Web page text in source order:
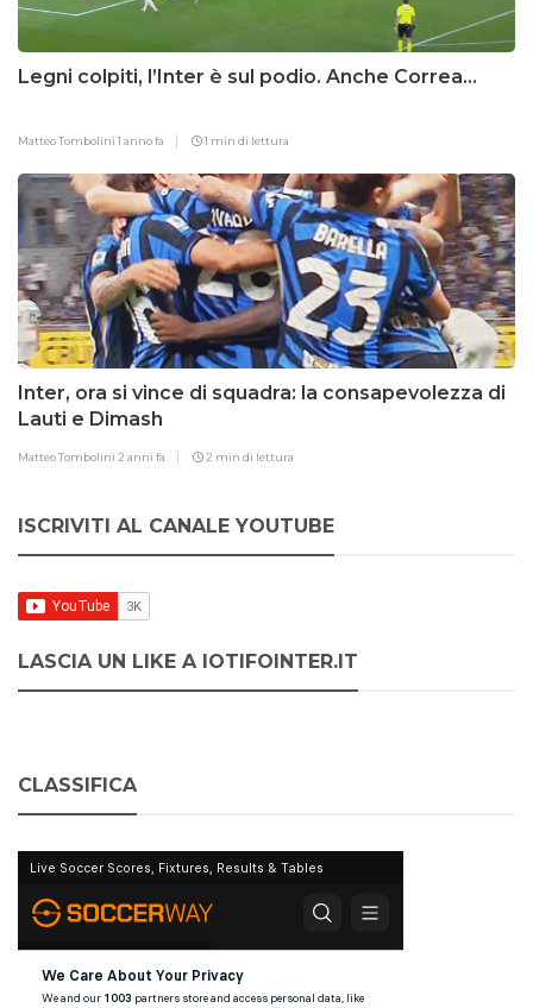
Legni colpiti, l’Inter è sul podio. Anche Correa…
Matteo Tombolini1 anno fa 1 min di lettura
Inter, ora si vince di squadra: la consapevolezza di
Lauti e Dimash
Matteo Tombolini 2 anni fa 2 min di lettura
ISCRIVITI AL CANALE YOUTUBE
LASCIA UN LIKE A IOTIFOINTER.IT
CLASSIFICA